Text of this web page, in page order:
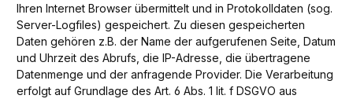
Ihren Internet Browser übermittelt und in Protokolldaten (sog.
Server-Logfiles) gespeichert. Zu diesen gespeicherten
Daten gehören z.B. der Name der aufgerufenen Seite, Datum
und Uhrzeit des Abrufs, die IP-Adresse, die übertragene
Datenmenge und der anfragende Provider. Die Verarbeitung
erfolgt auf Grundlage des Art. 6 Abs. 1 lit. f DSGVO aus